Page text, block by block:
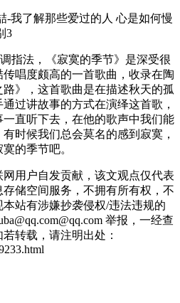
指法，《寂寞的季节》是深受很
唱度颇高的一首歌曲，收录在陶
》，这首歌曲是在描述秋天的孤
过讲故事的方式在演绎这首歌，
直听下去，在他的歌声中我们能
时候我们总会莫名的感到寂寞，
的季节吧。
用户自发贡献，该文观点仅代表
储空间服务，不拥有所有权，不
站有涉嫌抄袭侵权/违法违规的
举报，一经查
转载，请注明出处：